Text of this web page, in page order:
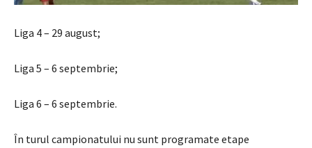
Liga 4 – 29 august;
Liga 5 – 6 septembrie;
Liga 6 – 6 septembrie.
În turul campionatului nu sunt programate etape